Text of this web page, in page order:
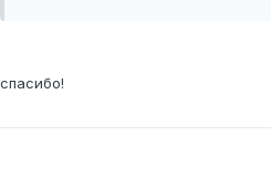
спасибо!